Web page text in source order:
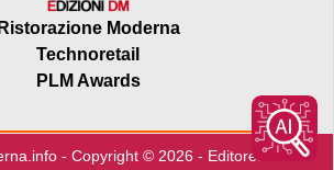
Ristorazione Moderna
Technoretail
PLM Awards
- Copyright © 2026 - Editore:Edra